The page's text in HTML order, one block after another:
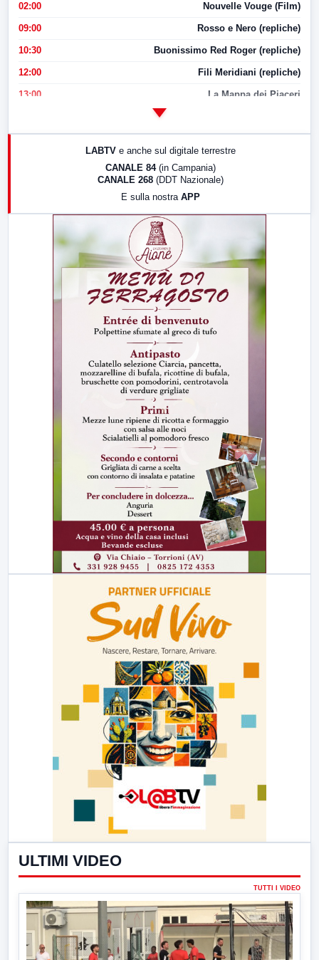
02:00 Nouvelle Vouge (Film)
09:00 Rosso e Nero (repliche)
10:30 Buonissimo Red Roger (repliche)
12:00 Fili Meridiani (repliche)
13:00 La Mappa dei Piaceri
LABTV e anche sul digitale terrestre
CANALE 84 (in Campania)
CANALE 268 (DDT Nazionale)
E sulla nostra APP
ULTIMI VIDEO
TUTTI I VIDEO